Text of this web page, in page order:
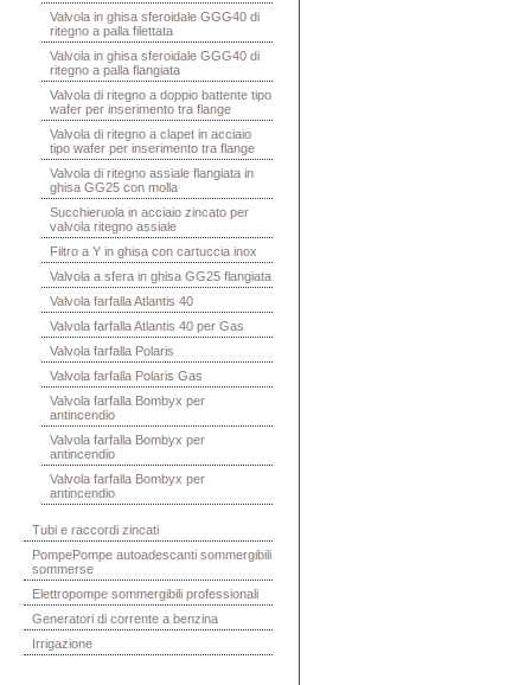
Valvola in ghisa sferoidale GGG40 di
ritegno a palla filettata
Valvola in ghisa sferoidale GGG40 di
ritegno a palla flangiata
Valvola di ritegno a doppio battente tipo
wafer per inserimento tra flange
Valvola di ritegno a clapet in acciaio
tipo wafer per inserimento tra flange
Valvola di ritegno assiale flangiata in
ghisa GG25 con molla
Succhieruola in acciaio zincato per
valvola ritegno assiale
Filtro a Y in ghisa con cartuccia inox
Valvola a sfera in ghisa GG25 flangiata
Valvola farfalla Atlantis 40
Valvola farfalla Atlantis 40 per Gas
Valvola farfalla Polaris
Valvola farfalla Polaris Gas
Valvola farfalla Bombyx per
antincendio
Valvola farfalla Bombyx per
antincendio
Valvola farfalla Bombyx per
antincendio
Tubi e raccordi zincati
PompePompe autoadescanti sommergibili
sommerse
Elettropompe sommergibili professionali
Generatori di corrente a benzina
Irrigazione